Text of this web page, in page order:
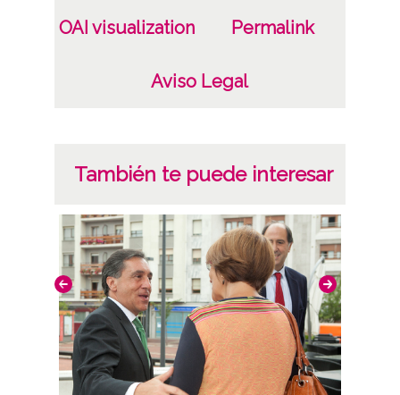
OAI visualization Permalink
Aviso Legal
También te puede interesar